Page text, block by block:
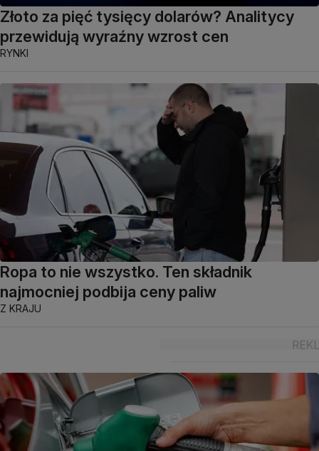
Złoto za pięć tysięcy dolarów? Analitycy
przewidują wyraźny wzrost cen
RYNKI
Ropa to nie wszystko. Ten składnik
najmocniej podbija ceny paliw
Z KRAJU